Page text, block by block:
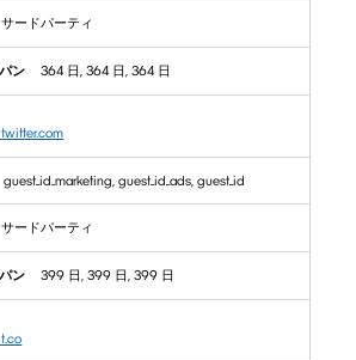
サードパーティ
364 日, 364 日, 364 日
twitter.com
guest_id_marketing, guest_id_ads, guest_id
サードパーティ
399 日, 399 日, 399 日
t.co